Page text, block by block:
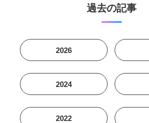
過去の記事
2026
2024
2022